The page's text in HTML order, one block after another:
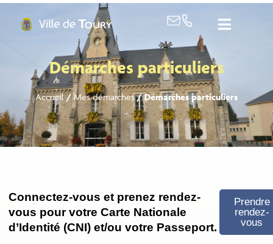
Démarches particuliers
Accueil/Mes démarches/Démarches particuliers
Connectez-vous et prenez rendez-
vous pour votre Carte Nationale
d’Identité (CNI) et/ou votre Passeport.
Prendre
rendez-
vous